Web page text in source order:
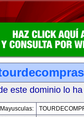
este dominio lo
Mayusculas: